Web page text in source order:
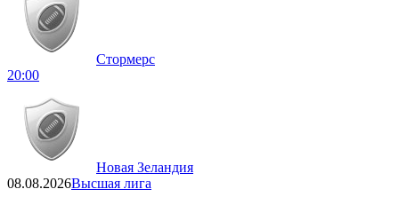
Стормерс
20:00
Новая Зеландия
08.08.2026Высшая лига